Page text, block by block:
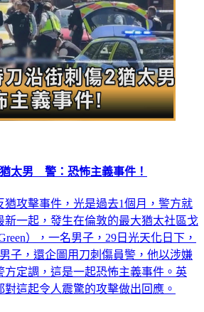
太男 警：恐怖主義事件！
猶攻擊事件，光是過去1個月，警方就
新一起，發生在倫敦的最大猶太社區戈
），一名男子，29日光天化日下，
子，還企圖用刀刺傷員警，他以涉嫌
方定調，這是一起恐怖主義事件。英
對這起令人震驚的攻擊做出回應。